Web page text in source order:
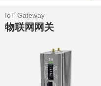
物联网网关
IoT Gateway